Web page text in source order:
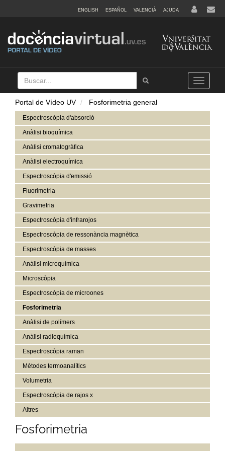
ENGLISH ESPAÑOL VALENCIÀ AJUDA
Buscar
Tramet
Toggle
navigation
Portal de Vídeo UV Fosforimetria general
Espectroscòpia d'absorció
Anàlisi bioquímica
Anàlisi cromatogràfica
Anàlisi electroquímica
Espectroscòpia d'emissió
Fluorimetria
Gravimetria
Espectroscòpia d'infrarojos
Espectroscòpia de ressonància magnètica
Espectroscòpia de masses
Anàlisi microquímica
Microscòpia
Espectroscòpia de microones
Fosforimetria
Anàlisi de polímers
Anàlisi radioquímica
Espectroscòpia raman
Mètodes termoanalítics
Volumetria
Espectroscòpia de rajos x
Altres
Fosforimetria